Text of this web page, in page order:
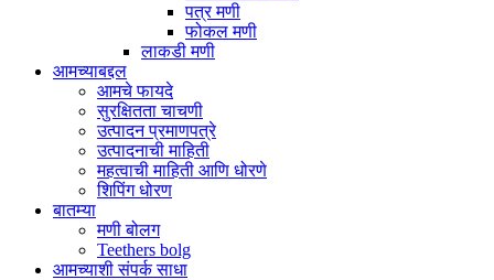
पत्र मणी
फोकल मणी
लाकडी मणी
आमच्याबद्दल
आमचे फायदे
सुरक्षितता चाचणी
उत्पादन प्रमाणपत्रे
उत्पादनाची माहिती
महत्वाची माहिती आणि धोरणे
शिपिंग धोरण
बातम्या
मणी बोलग
Teethers bolg
आमच्याशी संपर्क साधा